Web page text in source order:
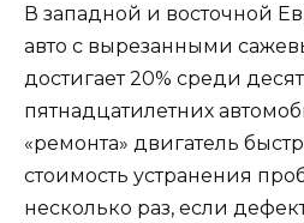
В западной и восточной
авто с вырезанными
достигает 20% среди
пятнадцатилетних
«ремонта» двигатель
стоимость устранения
несколько раз, если